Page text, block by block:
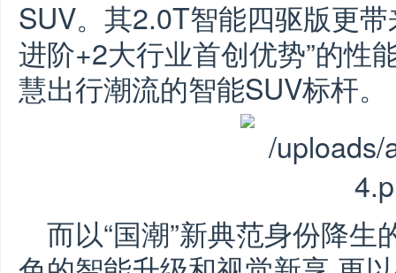
SUV。其2.0T智能四驱版更
进阶+2大行业首创优势”的性
慧出行潮流的智能SUV标杆。
而以“国潮”新典范身份降